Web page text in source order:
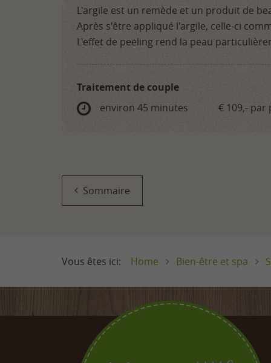
L'argile est un remède et un produit de
Après s'être appliqué l'argile, celle-ci
L'effet de peeling rend la peau
Traitement de couple
environ 45 minutes
€ 109,-par
Sommaire
Home Bien-être et spa